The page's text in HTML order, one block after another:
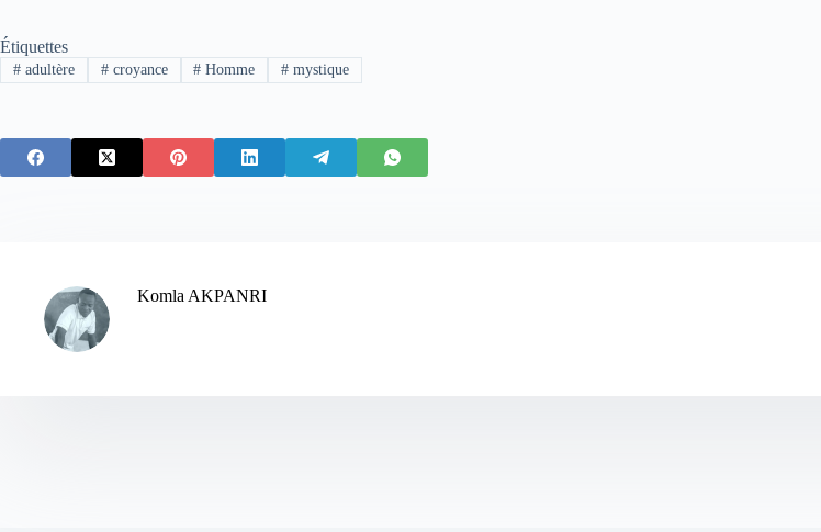
Étiquettes
#adultère #croyance # Homme # mystique
Komla AKPANRI